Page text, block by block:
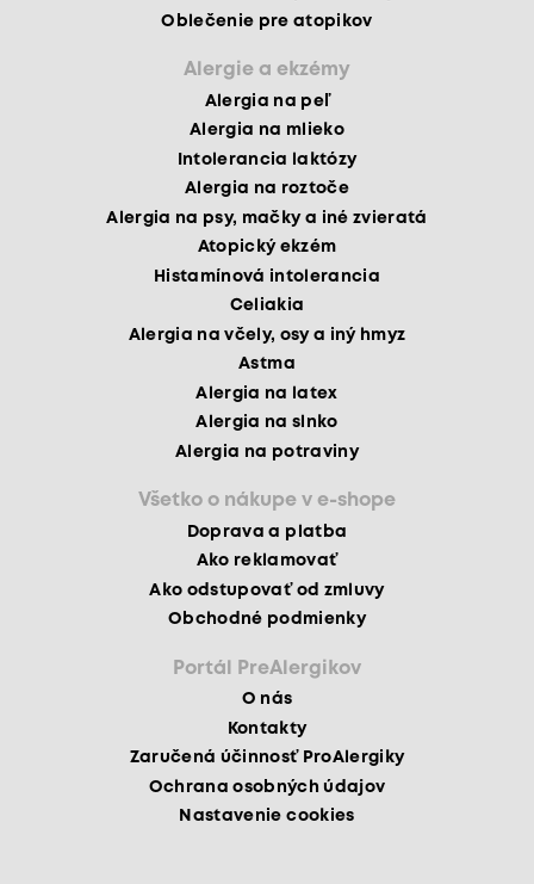
Oblečenie pre atopikov
Alergie a ekzémy
Alergia na peľ
Alergia na mlieko
Intolerancia laktózy
Alergia na roztoče
Alergia na psy, mačky a iné zvieratá
Atopický ekzém
Histamínová intolerancia
Celiakia
Alergia na včely, osy a iný hmyz
Astma
Alergia na latex
Alergia na slnko
Alergia na potraviny
Všetko o nákupe v e-shope
Doprava a platba
Ako reklamovať
Ako odstupovať od zmluvy
Obchodné podmienky
Portál PreAlergikov
O nás
Kontakty
Zaručená účinnosť ProAlergiky
Ochrana osobných údajov
Nastavenie cookies